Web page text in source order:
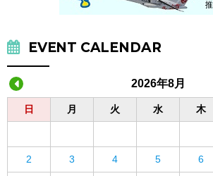
EVENT CALENDAR
2026年8月
日 月 火 水 木
2 3 4 5 6